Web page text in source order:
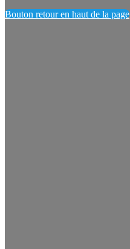
Bouton retour en haut de la page